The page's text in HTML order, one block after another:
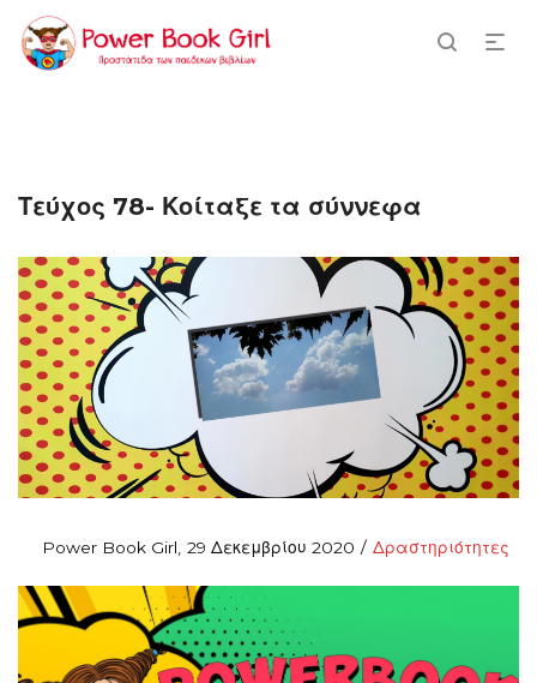
Τεύχος 78- Κοίταξε τα σύννεφα
Power Book Girl Posted
29 Δεκεμβρίου 2020
Posted
Δραστηριότητες